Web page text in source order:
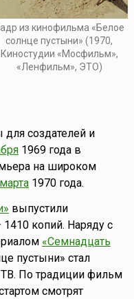
из кинофильма «Белое
солнце пустыни» (1970,
Киностудии «Мосфильм»,
«Ленфильм», ЭТО)
для создателей и
1969 года в
на широком
1970 года.
выпустили
копий. Наряду с
«Семнадцать
пустыни» стал
По традиции фильм
смотрят